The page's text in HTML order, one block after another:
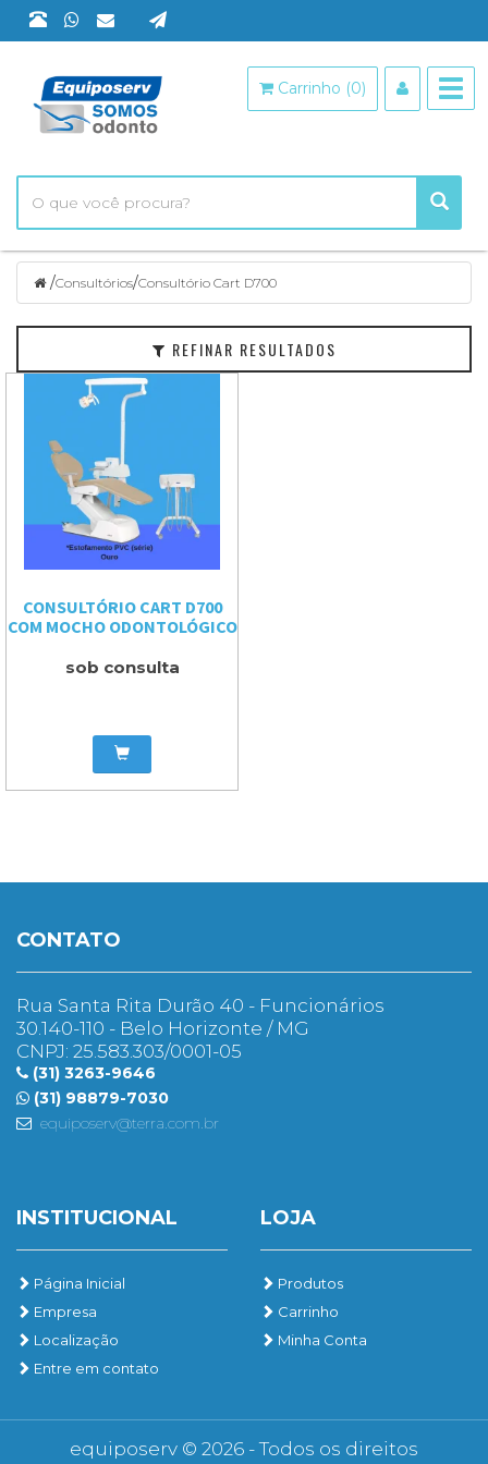
Carrinho (0)
/Consultórios/Consultório Cart D700
REFINAR RESULTADOS
Filtrar
Consultórios
Faixa
de
Preço
CONSULTÓRIO CART D700
COM MOCHO ODONTOLÓGICO
sob consulta
CONTATO
Rua Santa Rita Durão 40 - Funcionários
30.140-110 - Belo Horizonte / MG
CNPJ: 25.583.303/0001-05
(31) 3263-9646
(31) 98879-7030
equiposerv@terra.com.br
INSTITUCIONAL
Página Inicial
Empresa
Localização
Entre em contato
LOJA
Produtos
Carrinho
Minha Conta
equiposerv © 2026 - Todos os direitos